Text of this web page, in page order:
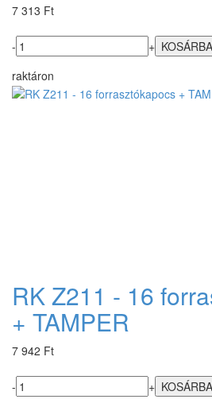
7 313 Ft
-
+
raktáron
RK Z211 - 16
+ TAMPER
7 942 Ft
-
+